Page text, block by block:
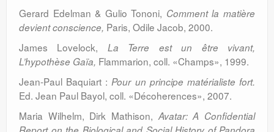
Gerard Edelman & Gulio Tononi, Comment la matière
devient conscience, Paris, Odile Jacob, 2000.
James Lovelock, La Terre est un être vivant,
L’hypothèse Gaïa, Flammarion, coll. «Champs», 1999.
Jean-Paul Baquiart : Pour un principe matérialiste fort.
Ed. Jean Paul Bayol, coll. «Décoherences», 2007.
Maria Wilhelm, Dirk Mathison, Avatar: A Confidential